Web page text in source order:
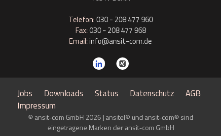
Telefon:030 - 208 477 960
Fax:030 - 208 477 968
Email:info@ansit-com.de
Jobs Downloads Status Datenschutz
AGB
Impressum
© ansit-com GmbH 2026 | ansitel® und ansit-com® sind
eingetragene Marken der ansit-com GmbH